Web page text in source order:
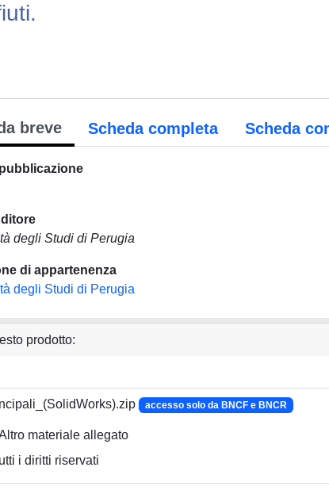
breve Scheda completa Scheda
degli Studi di Perugia
di appartenenza
degli Studi di Perugia
prodotto:
accesso solo da BNCF e BNCR
materiale allegato
i diritti riservati